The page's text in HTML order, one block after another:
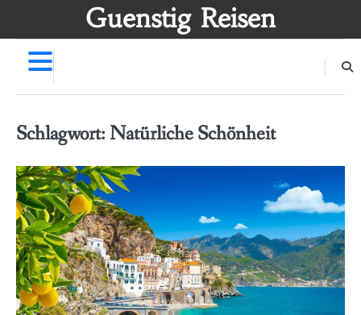
Guenstig Reisen
Schlagwort: Natürliche Schönheit